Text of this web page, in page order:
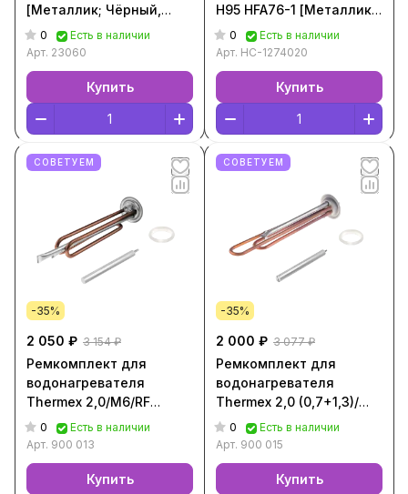
[Металлик; Чёрный,
23060]
0
Есть в наличии
Арт. 23060
Купить
H95 HFA76-1 [Металлик;
Чёрный, НС-1274020]
0
Есть в наличии
Арт. НС-1274020
Купить
СОВЕТУЕМ
-35%
2 050 ₽ 3 154 ₽
Ремкомплект для
водонагревателя
Thermex 2,0/М6/RF
[Металлик, 900 013]
0
Есть в наличии
Арт. 900 013
Купить
СОВЕТУЕМ
-35%
2 000 ₽ 3 077 ₽
Ремкомплект для
водонагревателя
Thermex 2,0 (0,7+1,3)/
М4/RF [Металлик, 900
015]
0
Есть в наличии
Арт. 900 015
Купить